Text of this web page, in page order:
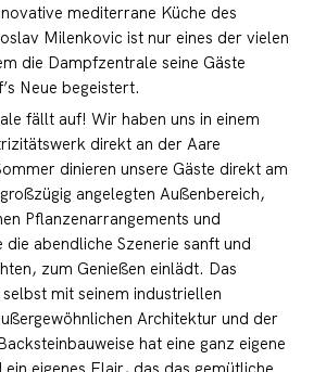
mediterrane Küche des
Milenkovic ist nur eines der vielen
die Dampfzentrale seine Gäste
Neue begeistert.
fällt auf! Wir haben uns in einem
direkt an der Aare
dinieren unsere Gäste direkt am
angelegten Außenbereich,
Pflanzenarrangements und
abendliche Szenerie sanft und
zum Genießen einlädt. Das
mit seinem industriellen
Architektur und der
hat eine ganz eigene
ein eigenes Flair, das das gemütliche